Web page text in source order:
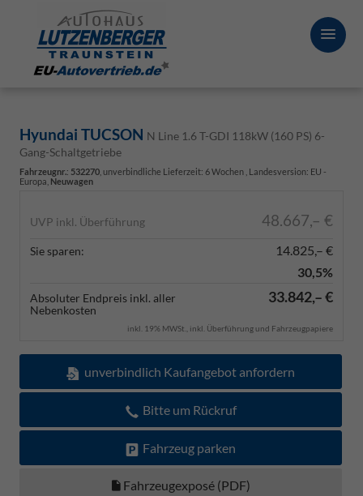
Hyundai TUCSON N Line 1.6 T-GDI 118kW (160 PS) 6-
Gang-Schaltgetriebe
Fahrzeugnr.: 532270 , unverbindliche Lieferzeit: 6 Wochen , Landesversion: EU -
Europa, Neuwagen
UVP inkl. Überführung 48.667,– €
Sie sparen:
14.825,– €
30,5%
Absoluter Endpreis inkl. aller
Nebenkosten
33.842,– €
inkl. 19% MWSt., inkl. Überführung und Fahrzeugpapiere
unverbindlich Kaufangebot anfordern
Bitte um Rückruf
Fahrzeug parken
Fahrzeugexposé (PDF)